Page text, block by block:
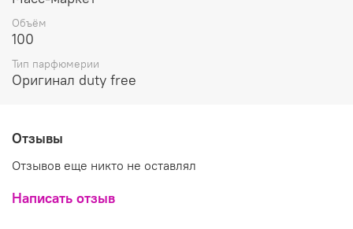
Объём
100
Тип парфюмерии
Оригинал duty free
Отзывы
Отзывов еще никто не оставлял
Написать отзыв